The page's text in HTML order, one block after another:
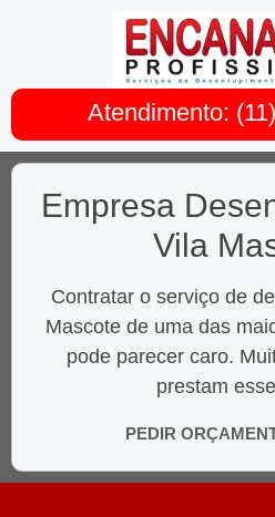
Atendimento:
Empresa
Vila
Contratar o serviço de
Mascote de uma das
pode parecer caro.
prestam
PEDIR